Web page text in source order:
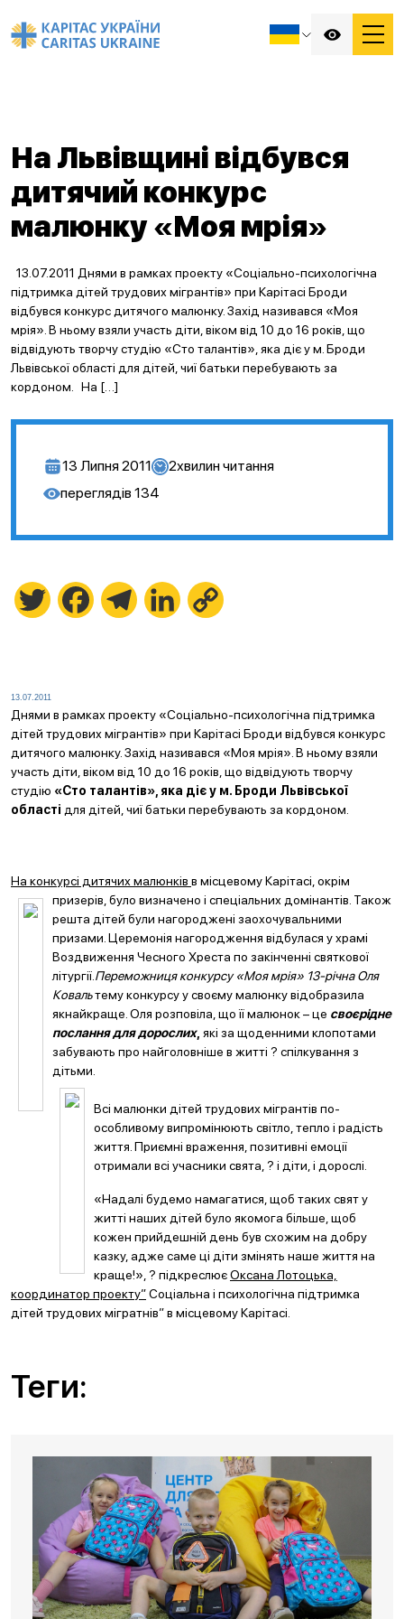
На Львівщині відбувся
дитячий конкурс
малюнку «Моя мрія»
13.07.2011 Днями в рамках проекту «Соціально-психологічна
підтримка дітей трудових мігрантів» при Карітасі Броди
відбувся конкурс дитячого малюнку. Захід називався «Моя
мрія». В ньому взяли участь діти, віком від 10 до 16 років, що
відвідують творчу студію «Сто талантів», яка діє у м. Броди
Львівської області для дітей, чиї батьки перебувають за
кордоном. На […]
13 Липня 2011 2хвилин читання
переглядів 134
Twitter FacebookTelegramLinkedIn
13.07.2011
Днями в рамках проекту «Соціально-психологічна підтримка
дітей трудових мігрантів» при Карітасі Броди відбувся конкурс
дитячого малюнку. Захід називався «Моя мрія». В ньому взяли
участь діти, віком від 10 до 16 років, що відвідують творчу
студію «Сто талантів», яка діє у м. Броди Львівської
області для дітей, чиї батьки перебувають за кордоном.
На конкурсі дитячих малюнків в місцевому Карітасі, окрім
призерів, було визначено і спеціальних домінантів. Також
решта дітей були нагороджені заохочувальними
призами. Церемонія нагородження відбулася у храмі
Воздвиження Чесного Хреста по закінченні святкової
літургії. Переможниця конкурсу «Моя мрія» 13-річна Оля
Ковальтему конкурсу у своєму малюнку відобразила
якнайкраще. Оля розповіла, що її малюнок – це своєрідне
послання для дорослих, які за щоденними клопотами
забувають про найголовніше в житті ? спілкування з
дітьми.
Всі малюнки дітей трудових мігрантів по-
особливому випромінюють світло, тепло і радість
життя. Приємні враження, позитивні емоції
отримали всі учасники свята, ? і діти, і дорослі.
«Надалі будемо намагатися, щоб таких свят у
житті наших дітей було якомога більше, щоб
кожен прийдешній день був схожим на добру
казку, адже саме ці діти змінять наше життя на
краще!», ? підкреслюєОксана Лотоцька,
координатор проекту”Соціальна і психологічна підтримка
дітей трудових мігратнів” в місцевому Карітасі.
Теги: